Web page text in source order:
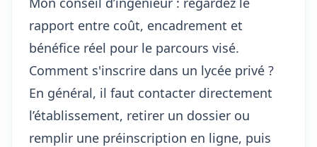
rapport entre coût, encadrement et
bénéfice réel pour le parcours visé.
Comment s'inscrire dans un lycée privé ?
En général, il faut contacter directement
l’établissement, retirer un dossier ou
remplir une préinscription en ligne, puis